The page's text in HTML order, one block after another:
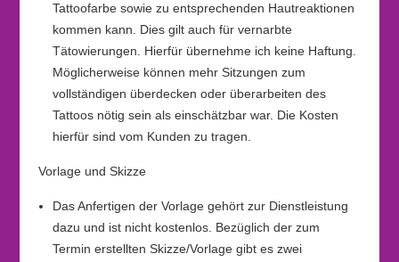
Tattoofarbe sowie zu entsprechenden Hautreaktionen
kommen kann. Dies gilt auch für vernarbte
Tätowierungen. Hierfür übernehme ich keine Haftung.
Möglicherweise können mehr Sitzungen zum
vollständigen überdecken oder überarbeiten des
Tattoos nötig sein als einschätzbar war. Die Kosten
hierfür sind vom Kunden zu tragen.
Vorlage und Skizze
Das Anfertigen der Vorlage gehört zur Dienstleistung
dazu und ist nicht kostenlos. Bezüglich der zum
Termin erstellten Skizze/Vorlage gibt es zwei